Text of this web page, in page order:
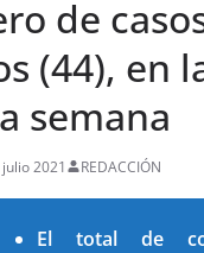
de
(44), en
semana
2021 REDACCIÓN
El total de